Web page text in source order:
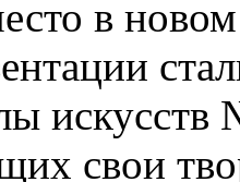
в
искусств
свои